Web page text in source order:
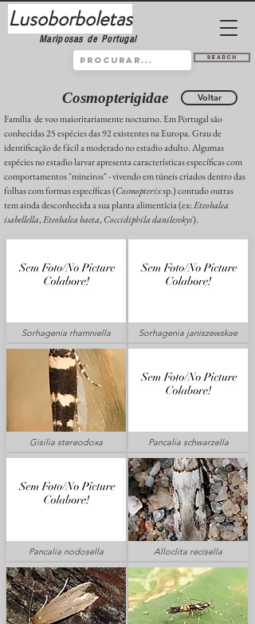
Lusoborboletas
Mariposas de Portugal
Search
Cosmopterigidae Voltar
Família de voo maioritariamente nocturno. Em Portugal são
conhecidas 25 espécies das 92 existentes na Europa. Grau de
identificação de fácil a moderado no estadio adulto. Algumas
espécies no estadio larvar apresenta características específicas com
comportamentos "mineiros" - vivendo em túneis criados dentro das
folhas com formas específicas (Cosmopterixsp.) contudo outras
tem ainda desconhecida a sua planta alimentícia (ex:Eteobalea
isabellella,Eteobalea baeta, Coccidiphila danilesvkyi).
Sorhagenia rhamniella
Gisilia stereodoxa
Pancalia nodosella
Sorhagenia janiszewskae
Pancalia schwarzella
Alloclita recisella